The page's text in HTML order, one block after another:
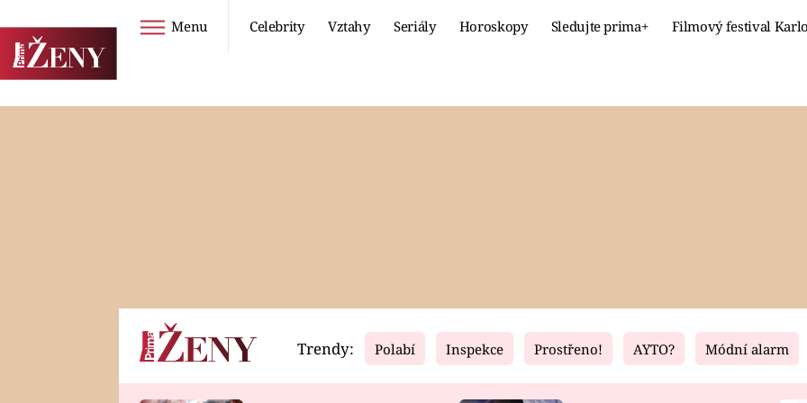
Menu Celebrity Vztahy Seriály Horoskopy Sledujte prima+ Filmový festival
Horoskopy Video Fresh Living
Trendy: Polabí Inspekce Prostřeno! AYTO? Módní alarm